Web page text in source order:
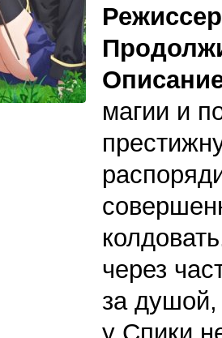
магии и
через
за душой,